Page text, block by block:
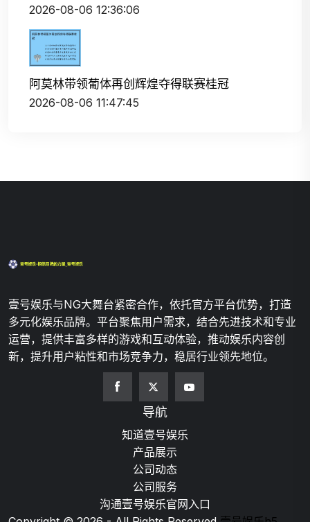
2026-08-06 12:36:06
阿莫林带领葡体再创辉煌夺得联赛桂冠
2026-08-06 11:47:45
壹号娱乐与NG大舞台紧密合作，依托官方平台优势，打造
多元化娱乐品牌。平台聚焦用户需求，结合先进技术和专业
运营，提供丰富多样的游戏和互动体验，推动娱乐内容创
新，提升用户粘性和市场竞争力，稳居行业领先地位。
导航
知道壹号娱乐
产品展示
公司动态
公司服务
沟通壹号娱乐官网入口